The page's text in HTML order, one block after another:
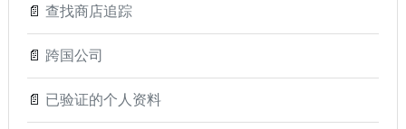
📄 查找商店追踪
📄 跨国公司
📄 已验证的个人资料